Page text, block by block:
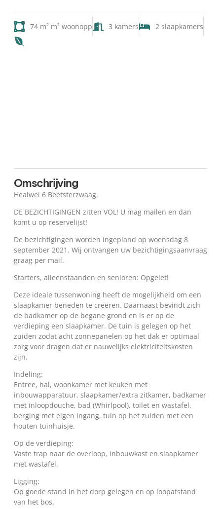
74 m² m² woonopp 3 kamers 2 slaapkamers
Omschrijving
Healwei 6 Beetsterzwaag.
DE BEZICHTIGINGEN zitten VOL! U mag mailen en dan
komt u op reservelijst!
De bezichtigingen worden ingepland op woensdag 8
september 2021. Wij ontvangen uw bezichtigingsaanvraag
graag per mail.
Starters, alleenstaanden en senioren: Opgelet!
Deze ideale tussenwoning heeft de mogelijkheid om een
slaapkamer beneden te creëren. Daarnaast bevindt zich
de badkamer op de begane grond en is er op de
verdieping een slaapkamer. De tuin is gelegen op het
zuiden zodat acht zonnepanelen op het dak er optimaal
zorg voor dragen dat er nauwelijks elektriciteitskosten
zijn.
Indeling:
Entree, hal, woonkamer met keuken met
inbouwapparatuur, slaapkamer/extra zitkamer, badkamer
met inloopdouche, bad (Whirlpool), toilet en wastafel,
berging met eigen ingang, tuin op het zuiden met een
houten tuinhuisje.
Op de verdieping:
Vaste trap naar de overloop, inbouwkast en slaapkamer
met wastafel.
Ligging:
Op goede stand in het dorp gelegen en op loopafstand
van het bos.